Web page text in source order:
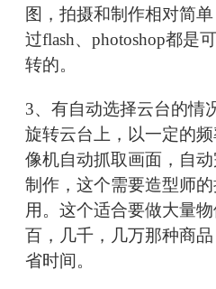
图，拍摄和制作相对简
过flash、photoshop都是
转的。
3、有自动选择云台的情
旋转云台上，以一定的
像机自动抓取画面，自
制作，这个需要造型师
用。这个适合要做大量
百，几千，几万那种商
省时间。